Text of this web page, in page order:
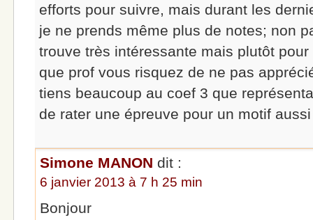
efforts pour suivre, mais durant les
je ne prends même plus de notes; non
trouve très intéressante mais plutôt pour
que prof vous risquez de ne pas
tiens beaucoup au coef 3 que
de rater une épreuve pour un motif
Simone MANON dit :
6 janvier 2013 à 7 h 25 min
Bonjour